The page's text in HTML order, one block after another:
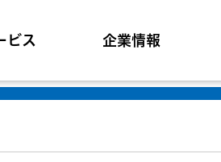
ビス 企業情報